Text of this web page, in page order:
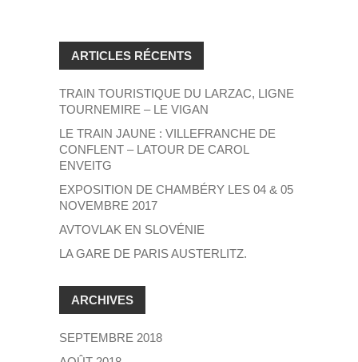
ARTICLES RÉCENTS
TRAIN TOURISTIQUE DU LARZAC, LIGNE
TOURNEMIRE – LE VIGAN
LE TRAIN JAUNE : VILLEFRANCHE DE
CONFLENT – LATOUR DE CAROL
ENVEITG
EXPOSITION DE CHAMBÉRY LES 04 & 05
NOVEMBRE 2017
AVTOVLAK EN SLOVÉNIE
LA GARE DE PARIS AUSTERLITZ.
ARCHIVES
SEPTEMBRE 2018